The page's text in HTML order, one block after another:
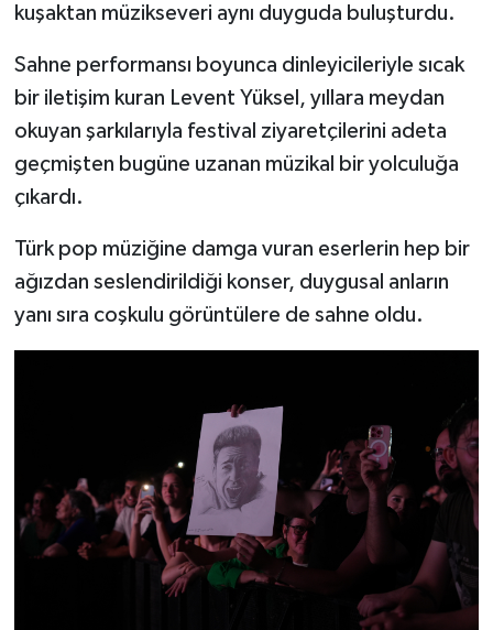
kuşaktan müzikseveri aynı duyguda buluşturdu.
Sahne performansı boyunca dinleyicileriyle sıcak
bir iletişim kuran Levent Yüksel, yıllara meydan
okuyan şarkılarıyla festival ziyaretçilerini adeta
geçmişten bugüne uzanan müzikal bir yolculuğa
çıkardı.
Türk pop müziğine damga vuran eserlerin hep bir
ağızdan seslendirildiği konser, duygusal anların
yanı sıra coşkulu görüntülere de sahne oldu.